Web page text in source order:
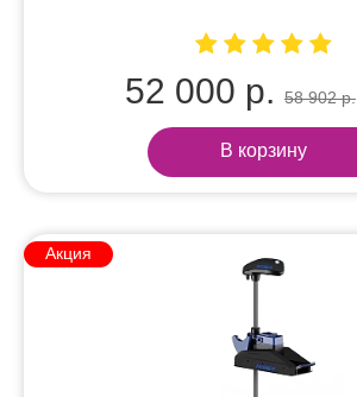
52 000 р. 58 902 р.
В корзину
Акция